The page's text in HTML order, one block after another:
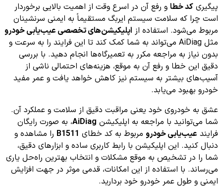
پیگیری کد خطا و رفع آن در اسرع وقت از اهمیت بالایی برخوردار
است چرا که سلامت سیستم ایربگ مستقیماً به ایمنی سرنشینان
مربوط می‌شود. استفاده از اپلیکیشن‌های تخصصی عیب‌یابی خودرو
مثل AiDiag می‌تواند به شما کمک کند تا این فرایند را به سرعت و
بدون نیاز به مراجعه مکرر به تعمیرگاه‌ها انجام دهید. با بررسی
دقیق این خطا و رفع آن به موقع، هزینه‌های احتمالی ناشی از
آسیب‌های بیشتر به سیستم نیز کاهش خواهد یافت و عمر مفید
خودرو بهبود می‌یابد.
عشق به خودروی خود یعنی مراقبت دقیق از سلامت و عملکرد آن.
شما می‌توانید با مراجعه به اپلیکیشن AiDiag، به صورت رایگان
فرایند عیب‌یابی خودرو مربوط به کد خطای B1511 را مشاهده و
دنبال کنید. این اپلیکیشن با رابط کاربری ساده و ابزارهای دقیق،
شما را در تشخیص به موقع مشکلات و انتخاب بهترین راه‌حل یاری
می‌رساند. با استفاده از این امکانات، قدمی موثر در جهت افزایش
ایمنی و طول عمر خودرو خود بردارید.